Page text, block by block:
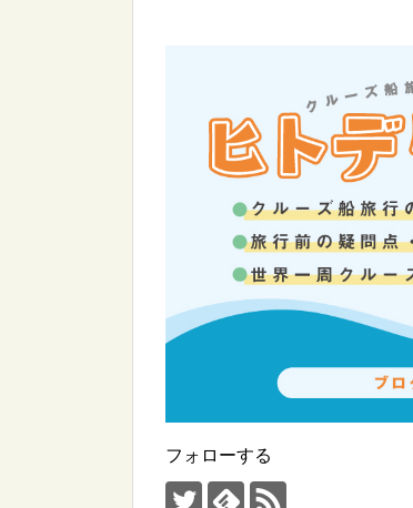
フォローする